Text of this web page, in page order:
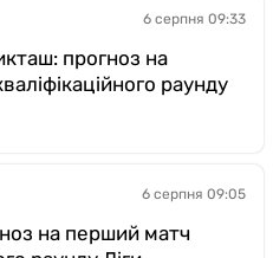
6 серпня 09:33
прогноз на
раунду
6 серпня 09:05
на перший матч